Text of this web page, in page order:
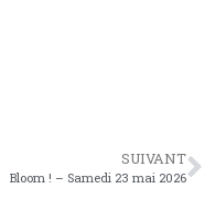
SUIVANT
Bloom ! – Samedi 23 mai 2026